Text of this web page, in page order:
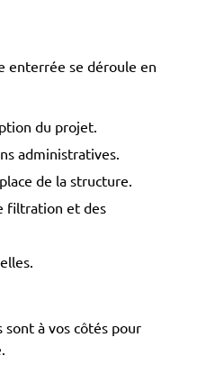
enterrée se déroule en
du projet.
administratives.
de la structure.
filtration et des
sont à vos côtés pour